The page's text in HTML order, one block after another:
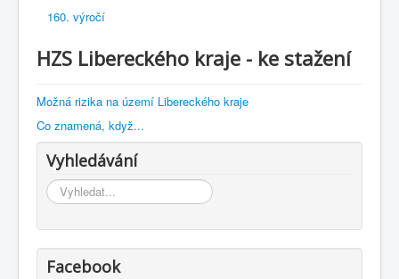
160. výročí
HZS Libereckého kraje - ke stažení
Možná rizika na území Libereckého kraje
Co znamená, když...
Vyhledávání
Vyhledávání...
Facebook